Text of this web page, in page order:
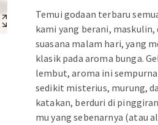
Temui godaan terbaru
kami yang berani,
suasana malam hari, yang
klasik pada aroma bunga.
lembut, aroma ini
sedikit misterius, murung,
katakan, berduri di
mu yang sebenarnya (atau